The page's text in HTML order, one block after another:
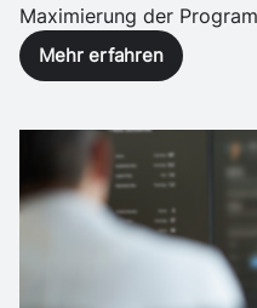
Maximierung der
Mehr erfahren